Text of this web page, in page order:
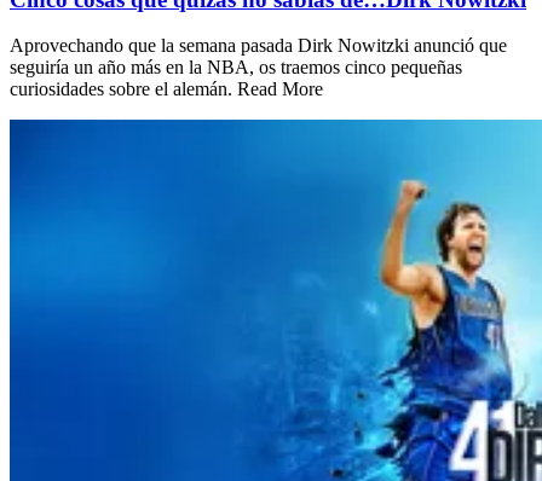
Aprovechando que la semana pasada Dirk Nowitzki anunció que
seguiría un año más en la NBA, os traemos cinco pequeñas
curiosidades sobre el alemán. Read More